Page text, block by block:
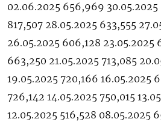
02.06.2025 656,969
817,507 28.05.2025 633,555
26.05.2025 606,128 23.05.2025
663,250 21.05.2025 713,085
19.05.2025 720,166 16.05.2025
726,142 14.05.2025 750,015
12.05.2025 516,528 08.05.2025